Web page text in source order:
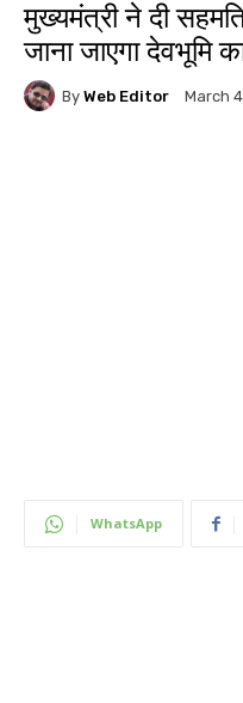
मुख्यमंत्री ने दी
जाना जाएगा देवभूमि
By Web Editor March
WhatsApp